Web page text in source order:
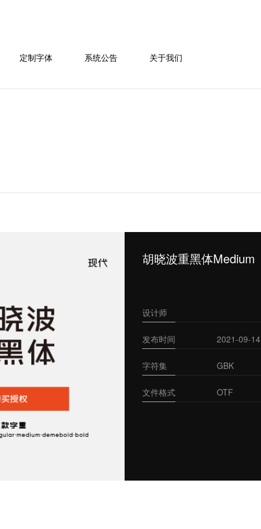
定制字体 系统公告 关于我们
胡晓波重黑体Medium
设计师
发布时间 2021-09-14
字符集 GBK
文件格式 OTF